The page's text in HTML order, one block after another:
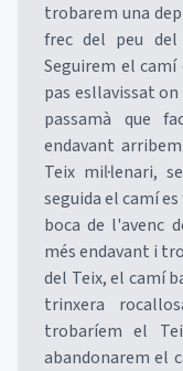
trobarem una
frec del peu
Seguirem el
pas esllavissat
passamà que
endavant
Teix mil·lenari,
seguida el camí
boca de l'avenc
més endavant i
del Teix, el camí
trinxera
trobaríem el
abandonarem el